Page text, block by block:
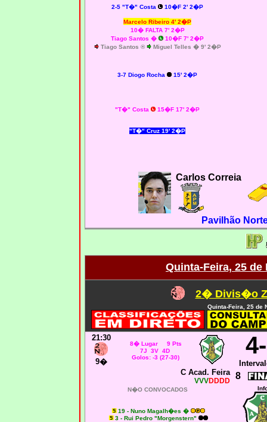
2-5 "T�" Costa 10�F 2' 2�P
Marcelo Ribeiro 4' 2�P
10� FALTA 7' 2�P
Tiago Santos �
10�F 7' 2�P
Tiago Santos ®
Miguel Telles � 9' 2�P
3-7 Diogo Rocha 15' 2�P
"T�" Costa 15�F 17' 2�P
"T�" Cruz 19' 2�P
Carlos Correia
Pavilhão
Quinta-Feira, 25 de
2� Divis�o
Quinta-Feira, 25 de
21:30
9�
8� Lugar 9 Pts
7J 3V 4D
Golos: -3 (27-30)
C Acad. Feira
VVVDDDD 8
N�O CONVOCADOS
19 - Nuno Magalh�es �
3 - Rui Pedro "Morgenstern"